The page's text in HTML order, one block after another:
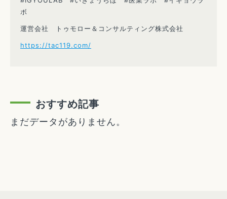
ボ
運営会社 トゥモロー＆コンサルティング株式会社
https://tac119.com/
おすすめ記事
まだデータがありません。